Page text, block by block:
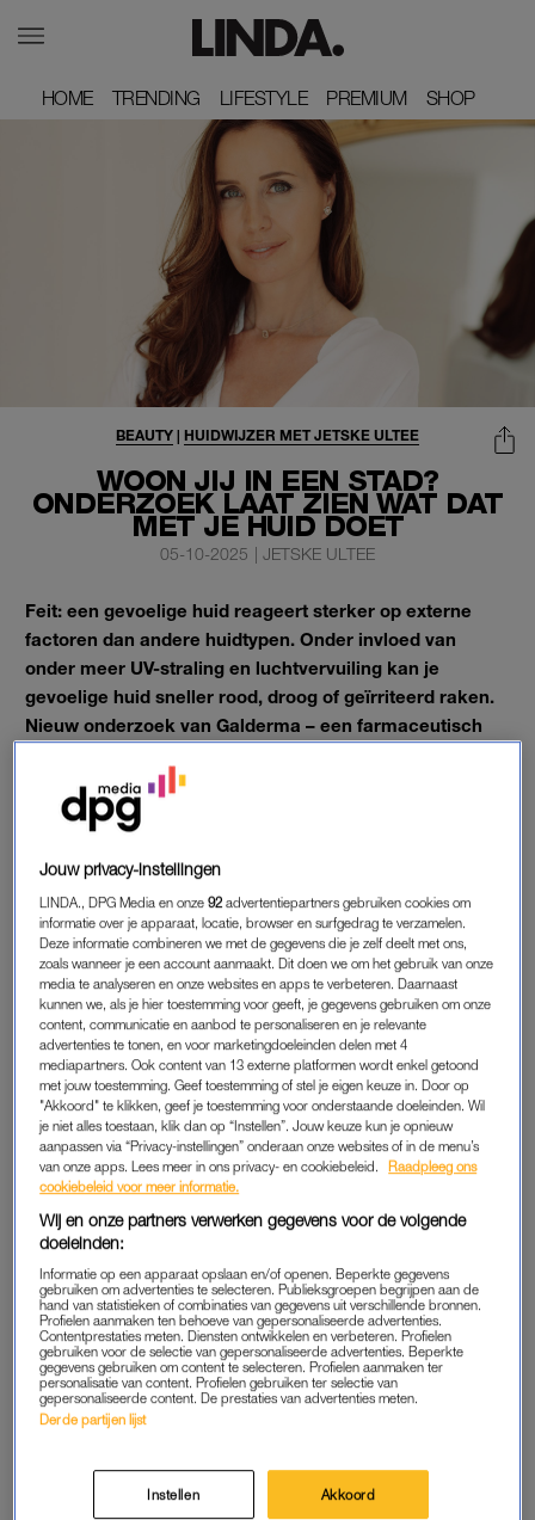
HOME
HOME TRENDING
TRENDING LIFESTYLE
LIFESTYLE PREMIUM
PREMIUM SHOP
SHOP
WOON JIJ IN EEN STAD?
ONDERZOEK LAAT ZIEN WAT DAT
MET JE HUID DOET
BEAUTY | HUIDWIJZER MET JETSKE ULTEE
05-10-2025 | JETSKE ULTEE
Feit: een gevoelige huid reageert sterker op externe
factoren dan andere huidtypen. Onder invloed van
onder meer UV-straling en luchtvervuiling kan je
gevoelige huid sneller rood, droog of geïrriteerd raken.
Nieuw onderzoek van Galderma – een farmaceutisch
de negatieve impact zien van een moderne leefstijl in
een stadse omgeving op de gevoelige huid.
Spoiler: die impact is groot.
DRIE GROEPEN ONDER DE LOEP
Aan het onderzoek van Galderma deden honderdvijftig
Chinese vrouwen tussen de 35 en 50 jaar mee. Ze waren
verdeeld in drie groepen: vrouwen met een gevoelige huid die
in een moderne, stedelijke omgeving wonen, vrouwen met een
gevoelige huid die in een minder stedelijke omgeving wonen
én vrouwen die wél in de stad wonen, maar geen gevoelige
huid hebben. En de verschillen waren niet mis.
ONTSTEKINGEN EN PIGMENTVLEKKEN
De meest opvallende uitkomst? Bij vrouwen met een gevoelige
huid in de stad was de concentratie van de ontstekingsmarker
prostaglandine E2 (PGE₂) maar liefst drie keer zo hoog.
Dit is het biologische bewijs voor wat je misschien zelf merkt
als je een gevoelige huid hebt en in de stad woont: je
huidbarrière is zwakker, waardoor roodheid en irritatie veel
tekenen van oxidatieve stress en pigmentatie. Kortom: de
stadse omgeving zet je gevoelige huid flink onder druk.
Jouw privacy-instellingen
LINDA., DPG Media en onze92 advertentiepartners gebruiken cookies om
informatie over je apparaat, locatie, browser en surfgedrag te verzamelen.
Deze informatie combineren we met de gegevens die je zelf deelt met ons,
zoals wanneer je een account aanmaakt. Dit doen we om het gebruik van onze
media te analyseren en onze websites en apps te verbeteren. Daarnaast
kunnen we, als je hier toestemming voor geeft, je gegevens gebruiken om onze
content, communicatie en aanbod te personaliseren en je relevante
advertenties te tonen, en voor marketingdoeleinden delen met 4
mediapartners. Ook content van 13 externe platformen wordt enkel getoond
met jouw toestemming. Geef toestemming of stel je eigen keuze in. Door op
"Akkoord" te klikken, geef je toestemming voor onderstaande doeleinden. Wil
je niet alles toestaan, klik dan op “Instellen”. Jouw keuze kun je opnieuw
aanpassen via “Privacy-instellingen” onderaan onze websites of in de menu’s
van onze apps. Lees meer in ons privacy- en cookiebeleid.
Raadpleeg ons
cookiebeleid voor meer informatie.
Wij en onze partners verwerken gegevens voor de volgende
doeleinden:
Informatie op een apparaat opslaan en/of openen. Beperkte gegevens
gebruiken om advertenties te selecteren. Publieksgroepen begrijpen aan de
hand van statistieken of combinaties van gegevens uit verschillende bronnen.
Profielen aanmaken ten behoeve van gepersonaliseerde advertenties.
Contentprestaties meten. Diensten ontwikkelen en verbeteren. Profielen
gebruiken voor de selectie van gepersonaliseerde advertenties. Beperkte
gegevens gebruiken om content te selecteren. Profielen aanmaken ter
personalisatie van content. Profielen gebruiken ter selectie van
gepersonaliseerde content. De prestaties van advertenties meten.
Derde partijen lijst
Instellen Akkoord